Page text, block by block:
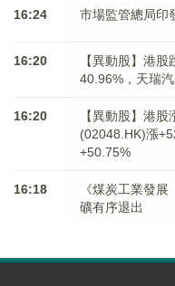
16:24 市場監管總局印
16:20
【異動股】港
40.96%，天瑞
16:20
【異動股】港
(02048.HK)漲
+50.75%
16:18
《煤炭工業發
礦有序退出